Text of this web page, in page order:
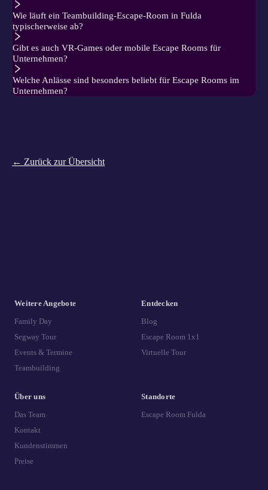
Wie läuft ein Teambuilding-Escape-Room in Fulda
typischerweise ab?
Gibt es auch VR-Games oder mobile Escape Rooms für
Unternehmen?
Welche Anlässe sind besonders beliebt für Escape Rooms im
Unternehmen?
← Zurück zur Übersicht
Weitere Angebote
Family Day
Segway Tour
Events & Termine
Teambuilding
Entdecken
Blog
Escape Room 1x1
Virtuelle Tour
Über uns
Das Team
Kontakt
Kundenstimmen
Preise
Standorte
Escape Room Fulda